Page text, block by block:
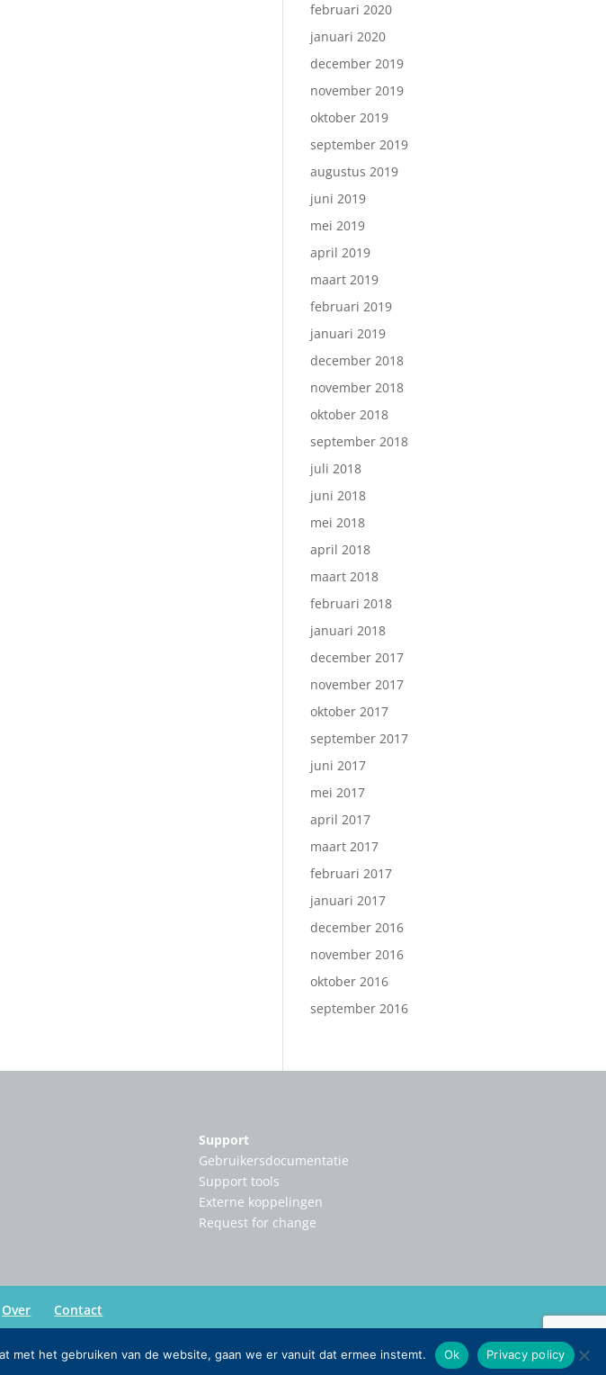
februari 2020
januari 2020
december 2019
november 2019
oktober 2019
september 2019
augustus 2019
juni 2019
mei 2019
april 2019
maart 2019
februari 2019
januari 2019
december 2018
november 2018
oktober 2018
september 2018
juli 2018
juni 2018
mei 2018
april 2018
maart 2018
februari 2018
januari 2018
december 2017
november 2017
oktober 2017
september 2017
juni 2017
mei 2017
april 2017
maart 2017
februari 2017
januari 2017
december 2016
november 2016
oktober 2016
september 2016
Support
Gebruikersdocumentatie
Support tools
Externe koppelingen
Request for change
Over Contact
met het gebruiken van de website, gaan we er vanuit dat ermee instemt. Ok Privacy policy